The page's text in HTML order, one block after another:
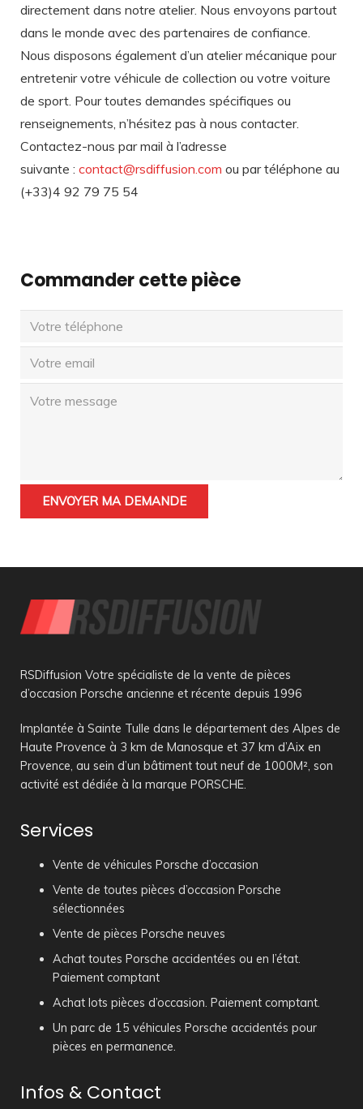
directement dans notre atelier. Nous envoyons partout
dans le monde avec des partenaires de confiance.
Nous disposons également d’un atelier mécanique pour
entretenir votre véhicule de collection ou votre voiture
de sport. Pour toutes demandes spécifiques ou
renseignements, n’hésitez pas à nous contacter.
Contactez-nous par mail à l’adresse
suivante : contact@rsdiffusion.com ou par téléphone au
(+33)4 92 79 75 54
Commander cette pièce
RSDiffusion Votre spécialiste de la vente de pièces
d’occasion Porsche ancienne et récente depuis 1996
Implantée à Sainte Tulle dans le département des Alpes de
Haute Provence à 3 km de Manosque et 37 km d’Aix en
Provence, au sein d’un bâtiment tout neuf de 1000M², son
activité est dédiée à la marque PORSCHE.
Services
Vente de véhicules Porsche d’occasion
Vente de toutes pièces d’occasion Porsche
sélectionnées
Vente de pièces Porsche neuves
Achat toutes Porsche accidentées ou en l’état.
Paiement comptant
Achat lots pièces d’occasion. Paiement comptant.
Un parc de 15 véhicules Porsche accidentés pour
pièces en permanence.
Infos & Contact